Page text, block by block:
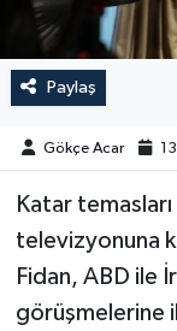
Paylaş
Gökçe Acar
Katar
televizyonuna
Fidan, ABD ile
görüşmelerine